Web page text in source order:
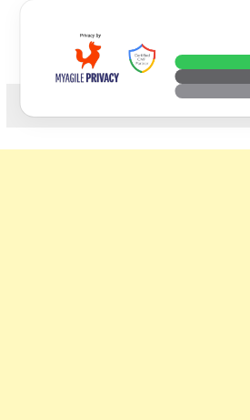
科技. 生活. 攝影.